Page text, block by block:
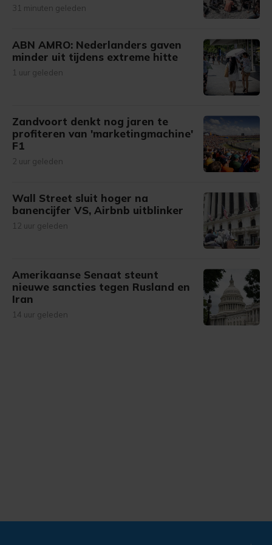
31 minuten geleden
ABN AMRO: Nederlanders gaven
minder uit tijdens extreme hitte
1 uur geleden
Zandvoort denkt nog jaren te
profiteren van 'marketingmachine'
F1
2 uur geleden
Wall Street sluit hoger na
banencijfer VS, Airbnb uitblinker
12 uur geleden
Amerikaanse Senaat steunt
nieuwe sancties tegen Rusland en
Iran
14 uur geleden